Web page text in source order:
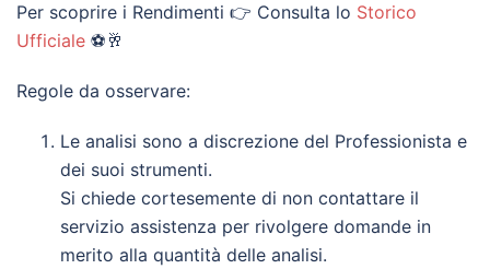
Per scoprire i Rendimenti 👉 Consulta lo Storico
Ufficiale ⚽🥂
Regole da osservare:
Le analisi sono a discrezione del Professionista e
dei suoi strumenti.
Si chiede cortesemente di non contattare il
servizio assistenza per rivolgere domande in
merito alla quantità delle analisi.